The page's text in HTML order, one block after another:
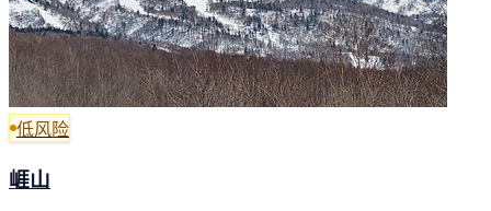
低风险
崕山